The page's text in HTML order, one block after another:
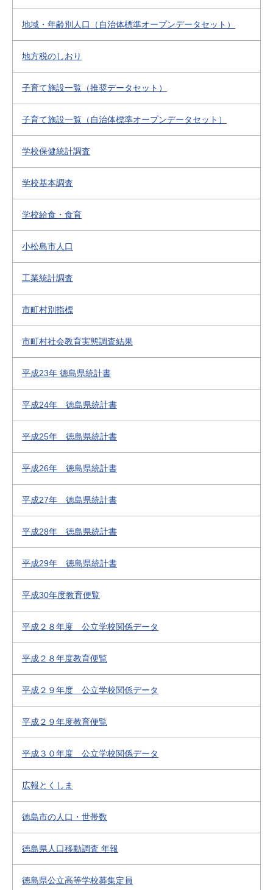
地域・年齢別人口（自治体標準オープンデータセット）
地方税のしおり
子育て施設一覧（推奨データセット）
子育て施設一覧（自治体標準オープンデータセット）
学校保健統計調査
学校基本調査
学校給食・食育
小松島市人口
工業統計調査
市町村別指標
市町村社会教育実態調査結果
平成23年 徳島県統計書
平成24年 徳島県統計書
平成25年 徳島県統計書
平成26年 徳島県統計書
平成27年 徳島県統計書
平成28年 徳島県統計書
平成29年 徳島県統計書
平成30年度教育便覧
平成２８年度 公立学校関係データ
平成２８年度教育便覧
平成２９年度 公立学校関係データ
平成２９年度教育便覧
平成３０年度 公立学校関係データ
広報とくしま
徳島市の人口・世帯数
徳島県人口移動調査 年報
徳島県公立高等学校募集定員